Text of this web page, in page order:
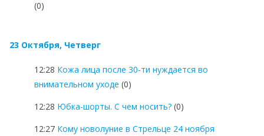
(0)
23 Октября, Четверг
12:28 Кожа лица после 30-ти нуждается во
внимательном уходе (0)
12:28 Юбка-шорты. С чем носить? (0)
12:27 Кому новолуние в Стрельце 24 ноября